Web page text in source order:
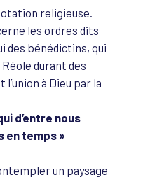
religieuse.
les ordres dits
des bénédictins, qui
durant des
à Dieu par la
d’entre nous
en temps »
un paysage